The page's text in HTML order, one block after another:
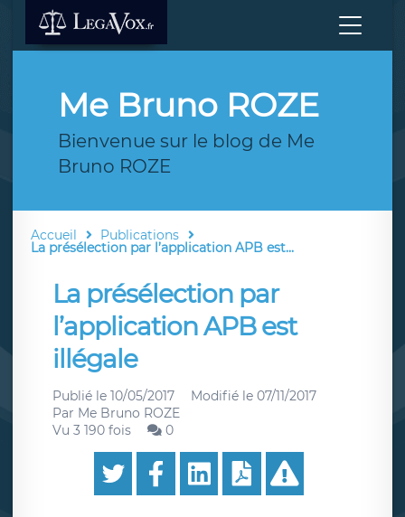
Me Bruno ROZE
Bienvenue sur le blog de Me
Bruno ROZE
Accueil Publications
La présélection par l’application APB est...
La présélection par
l’application APB est
illégale
Publié le 10/05/2017 Modifié le 07/11/2017
Par Me Bruno ROZE
Vu 3 190 fois
0